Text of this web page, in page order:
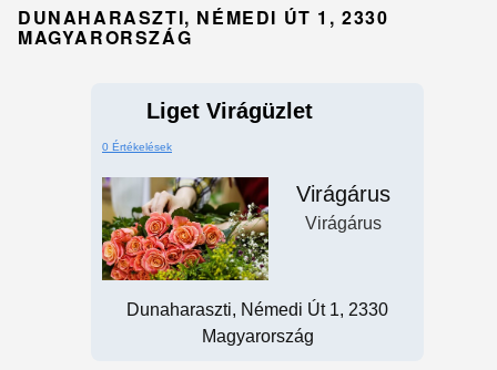
DUNAHARASZTI, NÉMEDI ÚT 1, 2330
MAGYARORSZÁG
Liget Virágüzlet
0 Értékelések
Virágárus
Virágárus
Dunaharaszti, Némedi Út 1, 2330
Magyarország